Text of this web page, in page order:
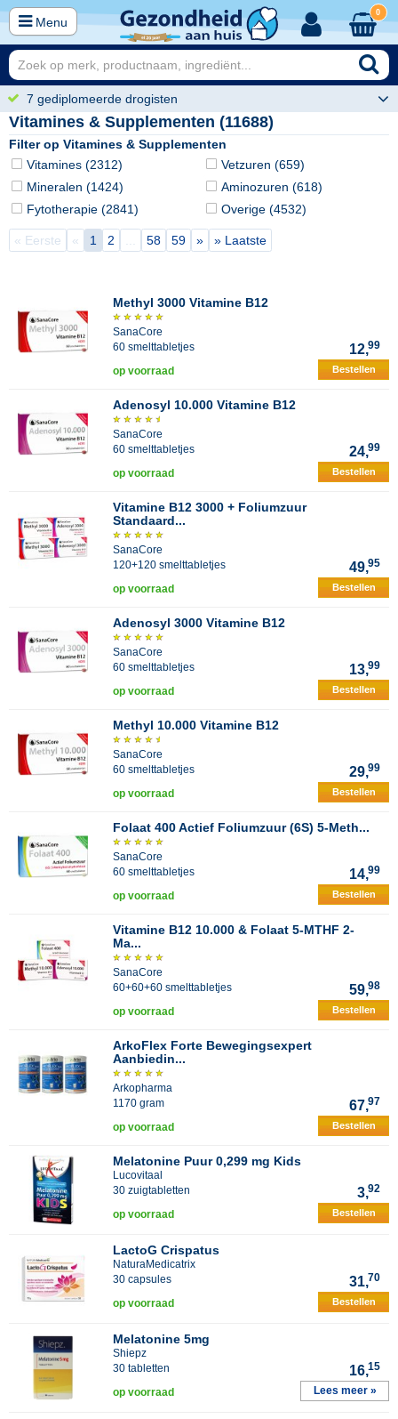
Menu
0
7 gediplomeerde drogisten
Vitamines & Supplementen (11688)
Filter op Vitamines & Supplementen
Vitamines (2312)
Mineralen (1424)
Fytotherapie (2841)
Vetzuren (659)
Aminozuren (618)
Overige (4532)
« Eerste « 1 2 58 59 » » Laatste
Methyl 3000 Vitamine B12
SanaCore
60 smelttabletjes
12,99
op voorraad Bestellen
Adenosyl 10.000 Vitamine B12
SanaCore
60 smelttabletjes
24,99
op voorraad Bestellen
Vitamine B12 3000 + Foliumzuur
Standaard...
SanaCore
120+120 smelttabletjes
49,95
op voorraad Bestellen
Adenosyl 3000 Vitamine B12
SanaCore
60 smelttabletjes
13,99
op voorraad Bestellen
Methyl 10.000 Vitamine B12
SanaCore
60 smelttabletjes
29,99
op voorraad Bestellen
Folaat 400 Actief Foliumzuur (6S) 5-Meth...
SanaCore
60 smelttabletjes
14,99
op voorraad Bestellen
Vitamine B12 10.000 & Folaat 5-MTHF 2-
Ma...
SanaCore
60+60+60 smelttabletjes
59,98
op voorraad Bestellen
ArkoFlex Forte Bewegingsexpert
Aanbiedin...
Arkopharma
1170 gram
67,97
op voorraad Bestellen
Melatonine Puur 0,299 mg Kids
Lucovitaal
30 zuigtabletten
3,92
op voorraad Bestellen
LactoG Crispatus
NaturaMedicatrix
30 capsules
31,70
op voorraad Bestellen
Melatonine 5mg
Shiepz
30 tabletten
16,15
op voorraad Lees meer »